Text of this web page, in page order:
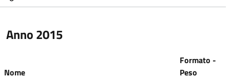
Anno 2015
Nome
Formato -
Peso